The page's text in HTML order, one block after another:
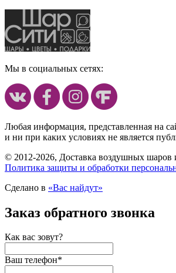
Мы в социальных сетях:
Любая информация, представленная на
и ни при каких условиях не является
© 2012-2026, Доставка воздушных шаров
Политика защиты и обработки
Сделано в «Вас найдут»
Заказ обратного звонка
Как вас зовут?
Ваш телефон*